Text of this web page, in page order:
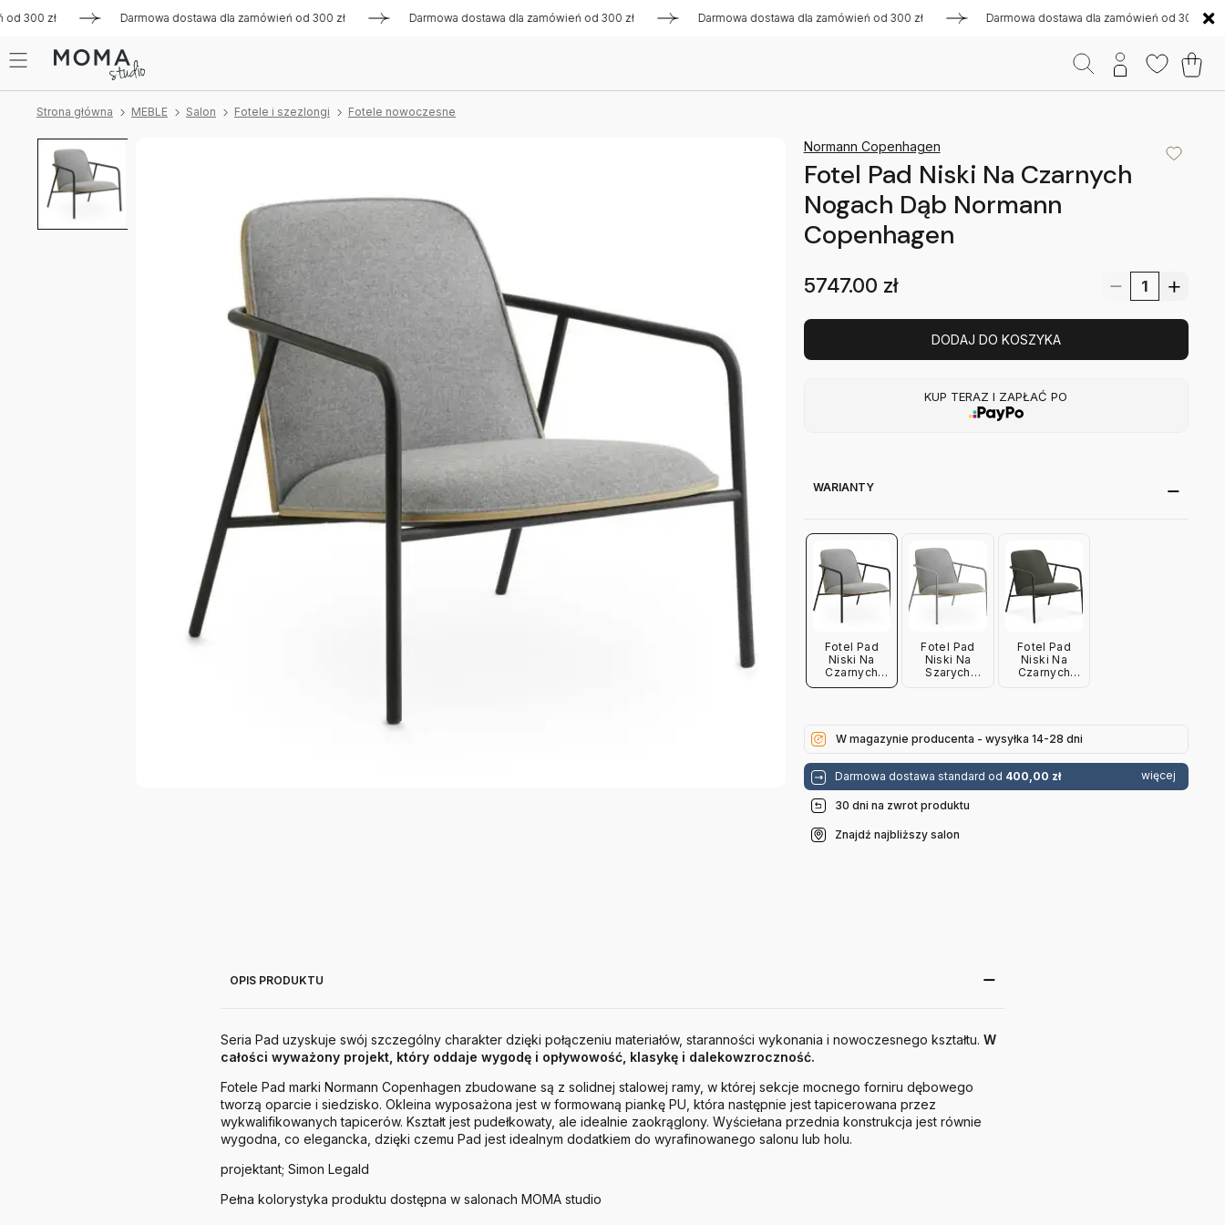
zł Darmowa dostawa dla zamówień od 300 zł Darmowa dostawa dla zamówień od 300 zł Darmowa dostawa dla zamówień od 300 zł Darmowa dostawa dla zamówień od 300 zł
Strona główna MEBLE Salon Fotele i szezlongi Fotele nowoczesne
Normann Copenhagen
Fotel Pad Niski Na Czarnych
Nogach Dąb Normann
Copenhagen
5747.00 zł
DODAJ DO KOSZYKA
KUP TERAZ I ZAPŁAĆ PO
WARIANTY
Fotel Pad
Niski Na
Czarnych
Nogach Dąb
Fotel Pad
Niski Na
Szarych
Fotel Pad
Niski Na
Czarnych
W magazynie producenta - wysyłka 14-28 dni
Darmowa dostawa standard od 400,00 zł więcej
30 dni na zwrot produktu
Znajdź najbliższy salon
OPIS PRODUKTU
Seria Pad uzyskuje swój szczególny charakter dzięki połączeniu materiałów, staranności wykonania i nowoczesnego kształtu. W
całości wyważony projekt, który oddaje wygodę i opływowość, klasykę i dalekowzroczność.
Fotele Pad marki Normann Copenhagen zbudowane są z solidnej stalowej ramy, w której sekcje mocnego forniru dębowego
tworzą oparcie i siedzisko. Okleina wyposażona jest w formowaną piankę PU, która następnie jest tapicerowana przez
wykwalifikowanych tapicerów. Kształt jest pudełkowaty, ale idealnie zaokrąglony. Wyściełana przednia konstrukcja jest równie
wygodna, co elegancka, dzięki czemu Pad jest idealnym dodatkiem do wyrafinowanego salonu lub holu.
projektant; Simon Legald
Pełna kolorystyka produktu dostępna w salonach MOMA studio